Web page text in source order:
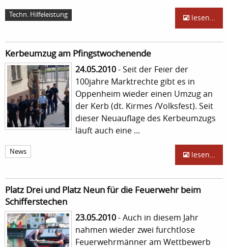
Techn. Hilfeleistung lesen…
Kerbeumzug am Pfingstwochenende
24.05.2010- Seit der Feier der
100jahre Marktrechte gibt es in
Oppenheim wieder einen Umzug an
der Kerb (dt. Kirmes /Volksfest). Seit
dieser Neuauflage des Kerbeumzugs
läuft auch eine …
News lesen…
Platz Drei und Platz Neun für die Feuerwehr beim
Schifferstechen
23.05.2010- Auch in diesem Jahr
nahmen wieder zwei furchtlose
Feuerwehrmänner am Wettbewerb